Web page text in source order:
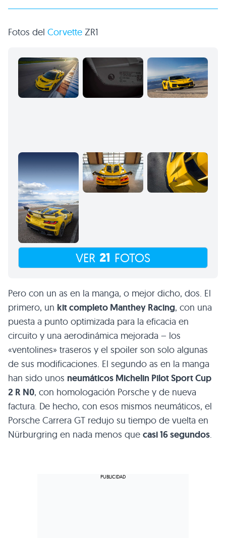
Fotos del Corvette ZR1
VER 21 FOTOS
Pero con un as en la manga, o mejor dicho, dos. El
primero, un kit completo Manthey Racing, con una
puesta a punto optimizada para la eficacia en
circuito y una aerodinámica mejorada – los
«ventolines» traseros y el spoiler son solo algunas
de sus modificaciones. El segundo as en la manga
han sido unos neumáticos Michelin Pilot Sport Cup
2 R N0, con homologación Porsche y de nueva
factura. De hecho, con esos mismos neumáticos, el
Porsche Carrera GT redujo su tiempo de vuelta en
Nürburgring en nada menos que casi 16 segundos.